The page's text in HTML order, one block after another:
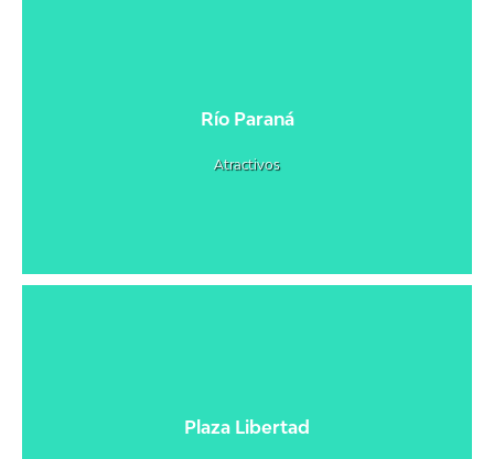
Río Paraná
Atractivos
Plaza Libertad